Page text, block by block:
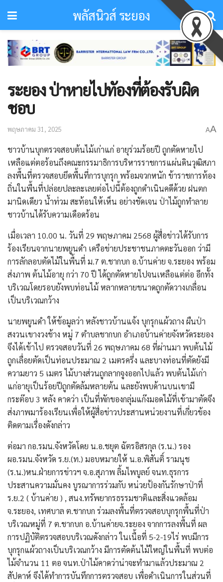
พลัสนิวส์ ระยอง
ระยอง ป่าหายไปทัองที่ต้องรับผิด
ชอบ
พฤษภาคม 31, 2025 AA
ชาวบ้านบุกตรวจสอบต้นไม้เก่าแก่ อายุร่วมร้อยปี ถูกตัดหายไป
เหลือแต่ตอร้อนถึงคณะกรรมาธิการบริหารราชการแผ่นดินวุฒิสภา
ลงพื้นที่ตรวจสอบยึดพื้นที่การบุกรุก พร้อมจวกหนัก ข้าราชการท้อง
ถิ่นในพื้นที่ปล่อยปละละเลยต่อไปนี้ต้องถูกดำเนินคดีด้วย ฝนตก
มานิดเดียว น้ำท่วม สะท้อนให้เห็น อย่างชัดเจน ป่าไม้ถูกทำลาย
ชาวบ้านได้รับความเดือดร้อน
เมื่อเวลา 10.00 น. วันที่ 29 พฤษภาคม 2568 ผู้สื่อข่าวได้รับการ
ร้องเรียนจากนายพยูนดำ เครือข่ายประชาชนภาคตะวันออก ว่ามี
การลักลอบตัดไม้ในพื้นที่ ม.7 ต.ชากบก อ.บ้านค่าย จ.ระยอง พร้อม
ส่งภาพ ต้นไม้อายุ กว่า 70 ปี ได้ถูกตัดหายไปจนเหลือแต่ต่อ อีกทั้ง
บริเวณโดยรอบยังพบท่อนไม้ หลากหลายขนาดถูกตัดวางเกลื่อน
เป็นบริเวณกว้าง
นายพยูนดำ ให้ข้อมูลว่า หลังชาวบ้านแจ้ง บุกรุกแผ้วถาง ผืนป่า
สงวนเขางวงช้าง หมู่ 7 ตำบลชากบก อำเภอบ้านค่ายจังหวัดระยอง
จึงได้เข้าไป ตรวจสอบวันที่ 26 พฤษภาคม 68 ที่ผ่านมา พบต้นไม้
ถูกเลื่อยตัดเป็นท่อนประมาณ 2 เมตรครึ่ง และบางท่อนที่ตัดยังมี
ความยาว 5 เมตร ไม้บางส่วนถูกลากจูงออกไปแล้ว พบต้นไม้เก่า
แก่อายุเป็นร้อยปีถูกตัดล้มหลายต้น และยังพบด้านบนเขามี
กระต๊อบ 3 หลัง คาดว่า เป็นที่พักของกลุ่มแก๊งมอดไม้ที่เข้ามาตัดจึง
ส่งภาพมาร้องเรียนเพื่อให้ผู้สื่อข่าวประสานหน่วยงานที่เกี่ยวข้อง
ติดตามเรื่องดังกล่าว
ต่อมา กอ.รมน.จังหวัดโดย น.อ.ชยุต ฉัตรอิสรกุล (ร.น.) รอง
ผอ.รมน.จังหวัด ร.ย.(ท.) มอบหมายให้ น.อ.พิสันติ์ รามนุช
(ร.น.)หน.ฝ่ายการข่าวฯ จ.อ.สุภาพ ลิ้มไพบูลย์ จนท.ธุรการ
ประสานความมั่นคง บูรณาการร่วมกับ หน่วยป้องกันรักษาป่าที่
ร.ย.2 ( บ้านค่าย ) , สนง.ทรัพยากรธรรมชาติและสิ่งแวดล้อม
จ.ระยอง, เทศบาล ต.ชากบก ร่วมลงพื้นที่ตรวจสอบบุกรุกพื้นที่ป่า
บริเวณหมู่ที่ 7 ต.ชากบก อ.บ้านค่ายจ.ระยอง จากการลงพื้นที่ ผล
การปฏิบัติตรวจสอบบริเวณดังกล่าว ในเนื้อที่ 5-2-19ไร่ พบมีการ
บุกรุกแผ้วถางเป็นบริเวณกว้าง มีการตัดต้นไม้ใหญ่ในพื้นที่ พบต่อ
ไม้จำนวน 11 ตอ จนท.ป่าไม้คาดว่าน่าจะทำมาแล้วประมาณ 2
สัปดาห์ จึงได้ทำการบันทึกการตรวจสอบ เพื่อดำเนินการในส่วนที่